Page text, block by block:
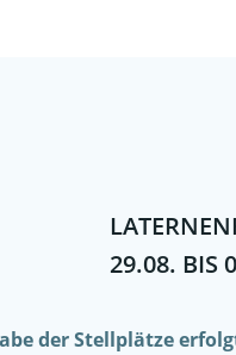
29.08. BIS
der Stellplätze